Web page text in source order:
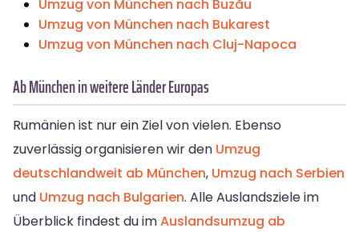
Umzug von München nach Buzău
Umzug von München nach Bukarest
Umzug von München nach Cluj-Napoca
Ab München in weitere Länder Europas
Rumänien ist nur ein Ziel von vielen. Ebenso
zuverlässig organisieren wir den Umzug
deutschlandweit ab München, Umzug nach Serbien
und Umzug nach Bulgarien. Alle Auslandsziele im
Überblick findest du imAuslandsumzug ab